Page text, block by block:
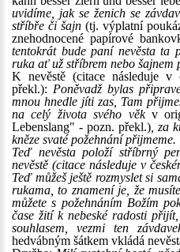
uvidíme, jak se ženich se
stříbře či šajn (tj. výplatní
znehodnocené papírové
tentokrát bude paní nevěsta ta
ruka ať už stříbrem nebo šajnem
K nevěstě (citace následuje v
překl.): Poněvadž bylas
mnou hnedle jíti zas, Tam
na celý života svého věkv
Lebenslang" - pozn. překl.), za
kněze svaté požehnání přijmeme.
Teď nevěsta položí stříbrný
nevěstě (citace následuje v
Teď můžeš ještě rozmyslet si
rukama, to znamení je, že
můžete s požehnáním Božím
čase žití k nebeské radosti
souhlasem, vezmi ten
hedvábným šátkem vkládá